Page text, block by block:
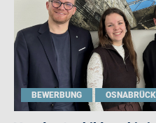
BEWERBUNG OSNABRÜCK